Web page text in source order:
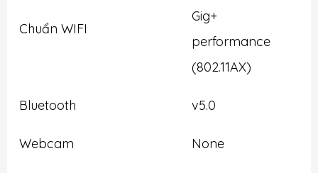
Chuẩn WIFI
Gig+
performance
(802.11AX)
Bluetooth v5.0
Webcam None